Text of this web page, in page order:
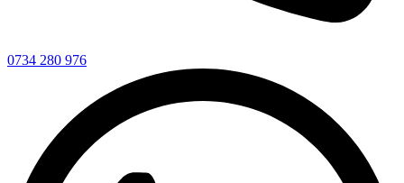
0734 280 976